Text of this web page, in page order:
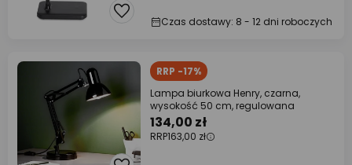
Czas dostawy: 8 - 12 dni roboczych
RRP -17%
Lampa biurkowa Henry, czarna,
wysokość 50 cm, regulowana
134,00 zł
RRP163,00 zł